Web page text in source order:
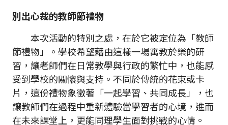
別出心裁的教師節禮物
本次活動的特別之處，在於它被定位為「教師
節禮物」。學校希望藉由這樣一場寓教於樂的研
習，讓老師們在日常教學與行政的繁忙中，也能感
受到學校的關懷與支持。不同於傳統的花束或卡
片，這份禮物象徵著「一起學習、共同成長」，也
讓教師們在過程中重新體驗當學習者的心境，進而
在未來課堂上，更能同理學生面對挑戰的心情。